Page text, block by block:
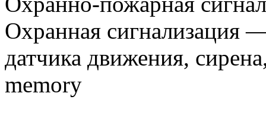
Охранная сигнализация
датчика движения,
memory